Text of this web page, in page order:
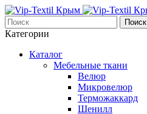
Поиск
Категории
Каталог
Мебельные ткани
Велюр
Микровелюр
Терможаккард
Шенилл